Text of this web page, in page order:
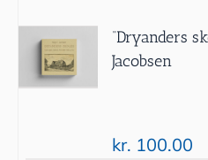
“Dryanders
Jacobsen
kr. 100.00